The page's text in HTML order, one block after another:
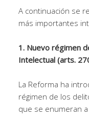
A continuación se
más importantes
1. Nuevo régimen
Intelectual (arts.
La Reforma ha
régimen de los
que se enumeran